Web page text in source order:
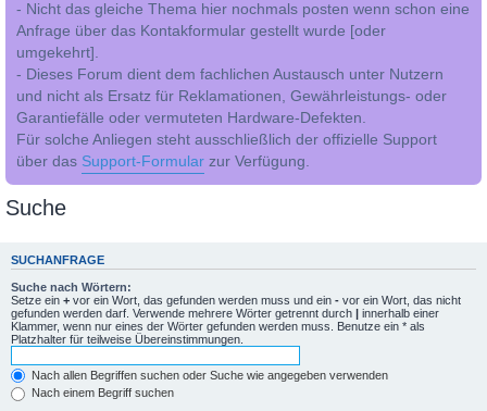
- Nicht das gleiche Thema hier nochmals posten wenn schon eine
Anfrage über das Kontakformular gestellt wurde [oder
umgekehrt].
- Dieses Forum dient dem fachlichen Austausch unter Nutzern
und nicht als Ersatz für Reklamationen, Gewährleistungs- oder
Garantiefälle oder vermuteten Hardware-Defekten.
Für solche Anliegen steht ausschließlich der offizielle Support
über das Support-Formular zur Verfügung.
Suche
SUCHANFRAGE
Suche nach Wörtern:
Setze ein + vor ein Wort, das gefunden werden muss und ein - vor ein Wort, das nicht
gefunden werden darf. Verwende mehrere Wörter getrennt durch | innerhalb einer
Klammer, wenn nur eines der Wörter gefunden werden muss. Benutze ein * als
Platzhalter für teilweise Übereinstimmungen.
Nach allen Begriffen suchen oder Suche wie angegeben verwenden
Nach einem Begriff suchen